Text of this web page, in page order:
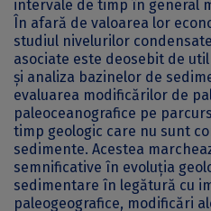
intervale de timp în general
În afară de valoarea lor
studiul nivelurilor
asociate este deosebit de
și analiza bazinelor de
evaluarea modificărilor de
paleoceanografice pe
timp geologic care nu sunt
sedimente. Acestea
semnificative în evoluția
sedimentare în legătură cu
paleogeografice, modificări